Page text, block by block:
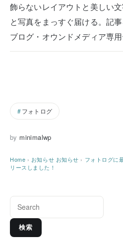
飾らないレイアウトと美しい
と写真をまっすぐ届ける。記
ブログ・オウンドメディア専
フォトログ
by minimalwp
Home › お知らせ お知らせ › フォトログに
リースしました！
検索